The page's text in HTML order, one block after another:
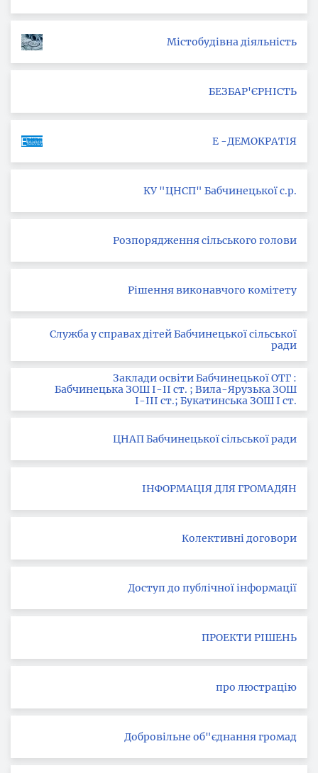
Містобудівна діяльність
БЕЗБАР'ЄРНІСТЬ
Е -ДЕМОКРАТІЯ
КУ "ЦНСП" Бабчинецької с.р.
Розпорядження сільського голови
Рішення виконавчого комітету
Служба у справах дітей Бабчинецької сільської
ради
Заклади освіти Бабчинецької ОТГ :
Бабчинецька ЗОШ І-ІІ ст. ; Вила-Ярузька ЗОШ
І-ІІІ ст.; Букатинська ЗОШ І ст.
ЦНАП Бабчинецької сільської ради
ІНФОРМАЦІЯ ДЛЯ ГРОМАДЯН
Колективні договори
Доступ до публічної інформації
ПРОЕКТИ РІШЕНЬ
про люстрацію
Добровільне об"єднання громад